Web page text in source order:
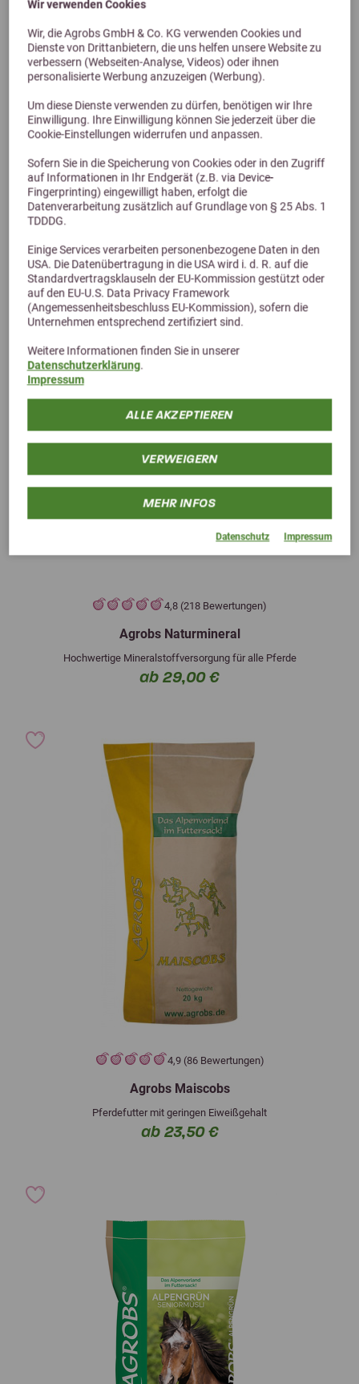
Wir verwenden Cookies
Wir, die Agrobs GmbH & Co. KG verwenden Cookies und
Dienste von Drittanbietern, die uns helfen unsere Website zu
verbessern (Webseiten-Analyse, Videos) oder ihnen
personalisierte Werbung anzuzeigen (Werbung).
Um diese Dienste verwenden zu dürfen, benötigen wir Ihre
Einwilligung. Ihre Einwilligung können Sie jederzeit über die
Cookie-Einstellungen widerrufen und anpassen.
Sofern Sie in die Speicherung von Cookies oder in den Zugriff
auf Informationen in Ihr Endgerät (z.B. via Device-
Fingerprinting) eingewilligt haben, erfolgt die
Datenverarbeitung zusätzlich auf Grundlage von § 25 Abs. 1
TDDDG.
Einige Services verarbeiten personenbezogene Daten in den
USA. Die Datenübertragung in die USA wird i. d. R. auf die
Standardvertragsklauseln der EU-Kommission gestützt oder
auf den EU-U.S. Data Privacy Framework
(Angemessenheitsbeschluss EU-Kommission), sofern die
Unternehmen entsprechend zertifiziert sind.
Weitere Informationen finden Sie in unserer
Datenschutzerklärung.
Impressum
ALLE AKZEPTIEREN
VERWEIGERN
MEHR INFOS
Datenschutz Impressum
Agrobs AlpenHeu für Pferde
Pferdeheu, entstaubt - Grundlage jeder Pferdefütterung
4,8 (218 Bewertungen)
Agrobs Naturmineral
Hochwertige Mineralstoffversorgung für alle Pferde
ab 29,00 €
4,9 (86 Bewertungen)
Agrobs Maiscobs
Pferdefutter mit geringen Eiweißgehalt
ab 23,50 €